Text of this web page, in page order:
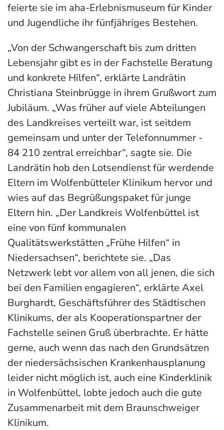
feierte sie im aha-Erlebnismuseum für Kinder
und Jugendliche ihr fünfjähriges Bestehen.
„Von der Schwangerschaft bis zum dritten
Lebensjahr gibt es in der Fachstelle Beratung
und konkrete Hilfen“, erklärte Landrätin
Christiana Steinbrügge in ihrem Grußwort zum
Jubiläum. „Was früher auf viele Abteilungen
des Landkreises verteilt war, ist seitdem
gemeinsam und unter der Telefonnummer -
84 210 zentral erreichbar“, sagte sie. Die
Landrätin hob den Lotsendienst für werdende
Eltern im Wolfenbütteler Klinikum hervor und
wies auf das Begrüßungspaket für junge
Eltern hin. „Der Landkreis Wolfenbüttel ist
eine von fünf kommunalen
Qualitätswerkstätten „Frühe Hilfen“ in
Niedersachsen“, berichtete sie. „Das
Netzwerk lebt vor allem von all jenen, die sich
bei den Familien engagieren“, erklärte Axel
Burghardt, Geschäftsführer des Städtischen
Klinikums, der als Kooperationspartner der
Fachstelle seinen Gruß überbrachte. Er hätte
gerne, auch wenn das nach den Grundsätzen
der niedersächsischen Krankenhausplanung
leider nicht möglich ist, auch eine Kinderklinik
in Wolfenbüttel, lobte jedoch auch die gute
Zusammenarbeit mit dem Braunschweiger
Klinikum.